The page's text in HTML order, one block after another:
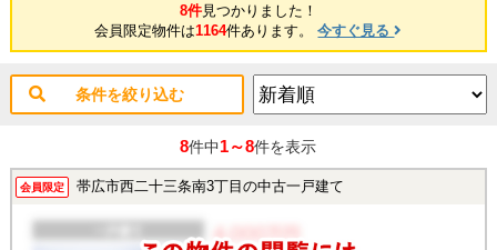
8件見つかりました！
会員限定物件は1164件あります。今すぐ見る
条件を絞り込む
8件中1～8件を表示
会員限定 帯広市西二十三条南3丁目の中古一戸建て